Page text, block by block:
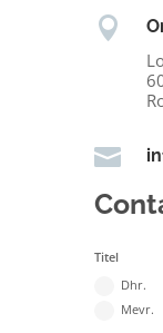


Titel
Dhr.
Mevr.